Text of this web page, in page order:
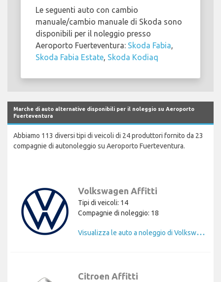
Le seguenti auto con cambio
manuale/cambio manuale di Skoda sono
disponibili per il noleggio presso
Aeroporto Fuerteventura: Skoda Fabia,
Skoda Fabia Estate, Skoda Kodiaq
Marche di auto alternative disponibili per il noleggio su Aeroporto
Fuerteventura
Abbiamo 113 diversi tipi di veicoli di 24 produttori fornito da 23
compagnie di autonoleggio su Aeroporto Fuerteventura.
Volkswagen Affitti
Tipi di veicoli: 14
Compagnie di noleggio: 18
V
isualizza le auto a noleggio di Volkswagen
Citroen Affitti